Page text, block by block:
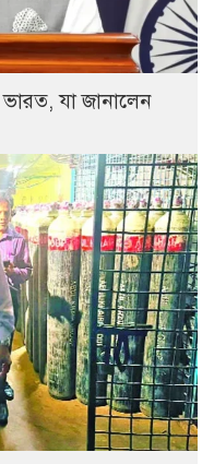
ভারত, যা জানালেন